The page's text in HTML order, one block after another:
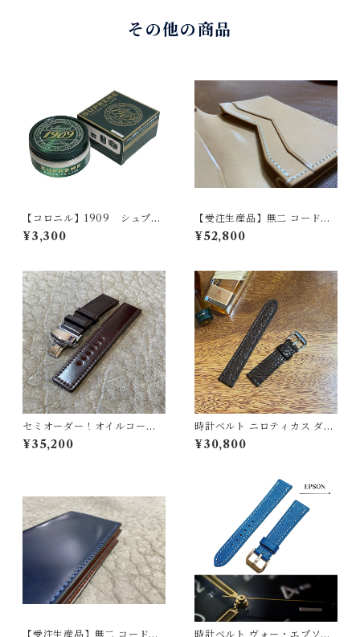
その他の商品
【コロニル】1909 シュプリ
ーム クリームデラックス
¥3,300
【受注生産品】無二 コードバ
ン名刺入れ オイルコードバ
ン・ナチュラル×ベージュ
¥52,800
セミオーダー！オイルコード
バン 時計ベルト バーガンディ
22mm幅まで指定可能【クラ
¥35,200
時計ベルト ニロティカス ダー
クブラウン（マット）丸腑 1
8mm-16mm 【スタンダー
¥30,800
【受注生産品】無二 コードバ
時計ベルト ヴォー・エプソン